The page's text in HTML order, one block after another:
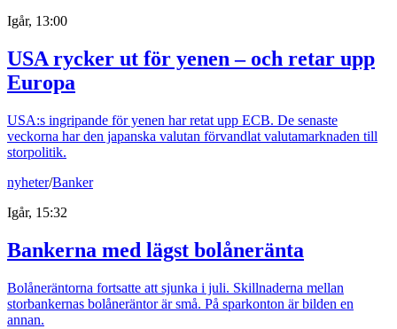
Igår, 13:00
USA rycker ut för yenen – och retar upp
Europa
USA:s ingripande för yenen har retat upp ECB. De senaste
veckorna har den japanska valutan förvandlat valutamarknaden till
storpolitik.
nyheter/Banker
Igår, 15:32
Bankerna med lägst bolåneränta
Bolåneräntorna fortsatte att sjunka i juli. Skillnaderna mellan
storbankernas bolåneräntor är små. På sparkonton är bilden en
annan.